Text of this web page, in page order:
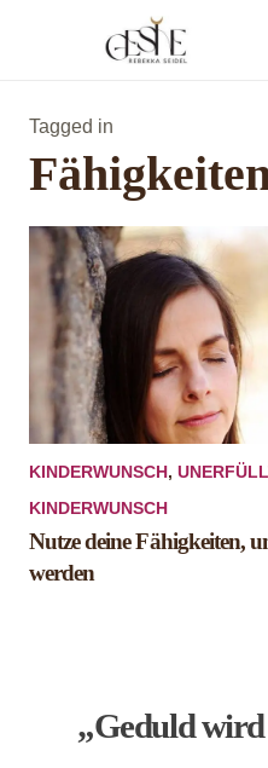
Tagged in
KINDERWUNSCH,
KINDERWUNSCH
Nutze deine Fähigkeiten,
werden
„Geduld